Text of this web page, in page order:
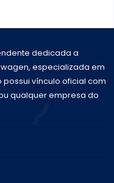
dedicada a
especializada em
possui vínculo oficial com
qualquer empresa do